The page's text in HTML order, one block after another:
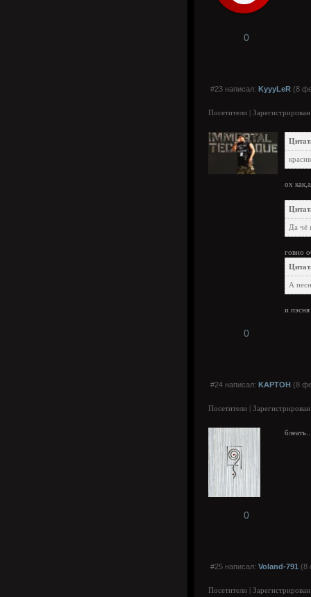
0
#23 написал: KyyyLeR (8
Посетители |
ох
Да чё
говно
А
и пэсня
0
#24 написал: KAPTOH (8
Посетители |
0
#25 написал: Voland-791 (8
Посетители |